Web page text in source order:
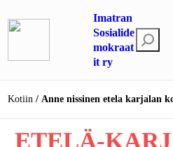
sisältöön
Imatran
Sosialide
mokraat
it ry
t
Kotiin Anne nissinen etela karjalan
ETELÄ-